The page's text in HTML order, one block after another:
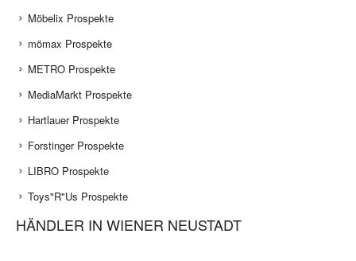
Möbelix Prospekte
mömax Prospekte
METRO Prospekte
MediaMarkt Prospekte
Hartlauer Prospekte
Forstinger Prospekte
LIBRO Prospekte
Toys"R"Us Prospekte
HÄNDLER IN WIENER NEUSTADT